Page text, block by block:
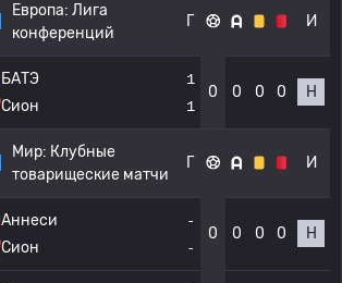
Европа: Лига
конференций
Г И
БАТЭ
Сион
1
1
0 0 0 0 Н
Мир: Клубные
товарищеские матчи
Г И
Аннеси
Сион
-
-
0 0 0 0 Н